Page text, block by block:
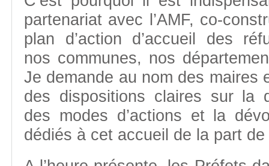
partenariat avec l’AMF, co-
plan d’action d’accueil des
nos communes, nos
Je demande au nom des maires
des dispositions claires sur la
des modes d’actions et la
dédiés à cet accueil de la part de